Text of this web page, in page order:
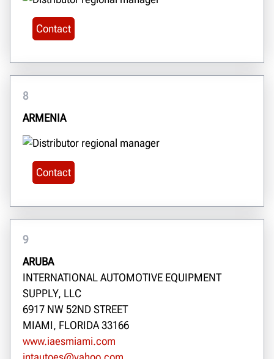
Contact
8
ARMENIA
Contact
9
ARUBA
INTERNATIONAL AUTOMOTIVE EQUIPMENT
SUPPLY, LLC
6917 NW 52ND STREET
MIAMI, FLORIDA 33166
www.iaesmiami.com